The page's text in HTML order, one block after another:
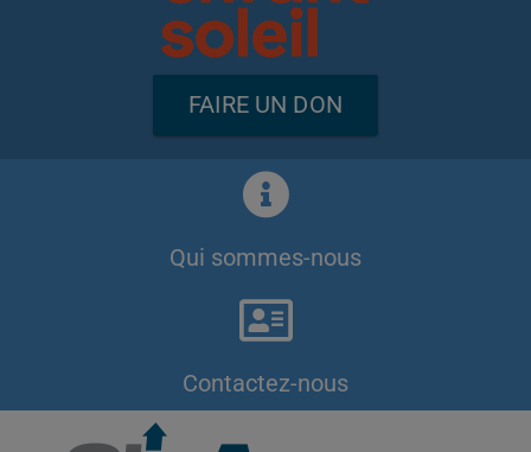
FAIRE UN DON
Qui sommes-nous
Contactez-nous